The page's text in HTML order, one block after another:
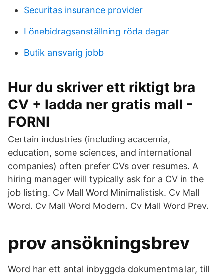
Securitas insurance provider
Lönebidragsanställning röda dagar
Butik ansvarig jobb
Hur du skriver ett riktigt bra
CV + ladda ner gratis mall -
FORNI
Certain industries (including academia,
education, some sciences, and international
companies) often prefer CVs over resumes. A
hiring manager will typically ask for a CV in the
job listing. Cv Mall Word Minimalistisk. Cv Mall
Word. Cv Mall Word Modern. Cv Mall Word Prev.
prov ansökningsbrev
Word har ett antal inbyggda dokumentmallar, till